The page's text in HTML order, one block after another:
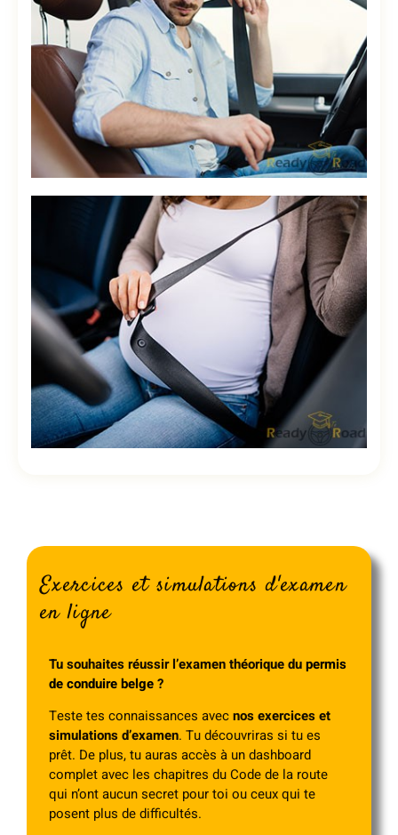
Exercices et simulations d'examen
en ligne
Tu souhaites réussir l’examen théorique dupermis
de conduire belge?
Teste tes connaissances avecnos exercices et
simulations d’examen. Tu découvriras si tu es
prêt. De plus, tu auras accès à un dashboard
complet avec les chapitres du Code de la route
qui n’ont aucun secret pour toi ou ceux qui te
posent plus de difficultés.